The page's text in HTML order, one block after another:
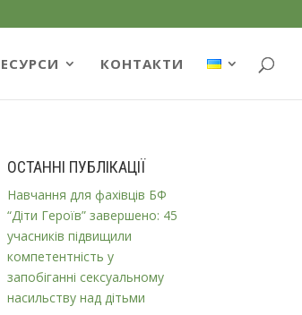
КОНТАКТИ
ОСТАННІ ПУБЛІКАЦІЇ
Навчання для фахівців БФ
“Діти Героїв” завершено: 45
учасників підвищили
компетентність у
запобіганні сексуальному
насильству над дітьми